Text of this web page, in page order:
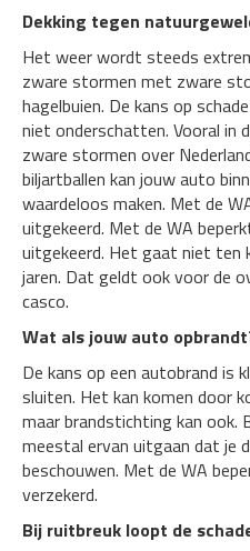
Dekking tegen
Het weer wordt steeds
zware stormen met zware
hagelbuien. De kans op
niet onderschatten. Vooral in
zware stormen over
biljartballen kan jouw auto
waardeloos maken. Met de
uitgekeerd. Met de WA
uitgekeerd. Het gaat niet ten
jaren. Dat geldt ook voor de
casco.
Wat als jouw auto
De kans op een autobrand is
sluiten. Het kan komen door
maar brandstichting kan ook.
meestal ervan uitgaan dat je
beschouwen. Met de WA
verzekerd.
Bij ruitbreuk loopt de